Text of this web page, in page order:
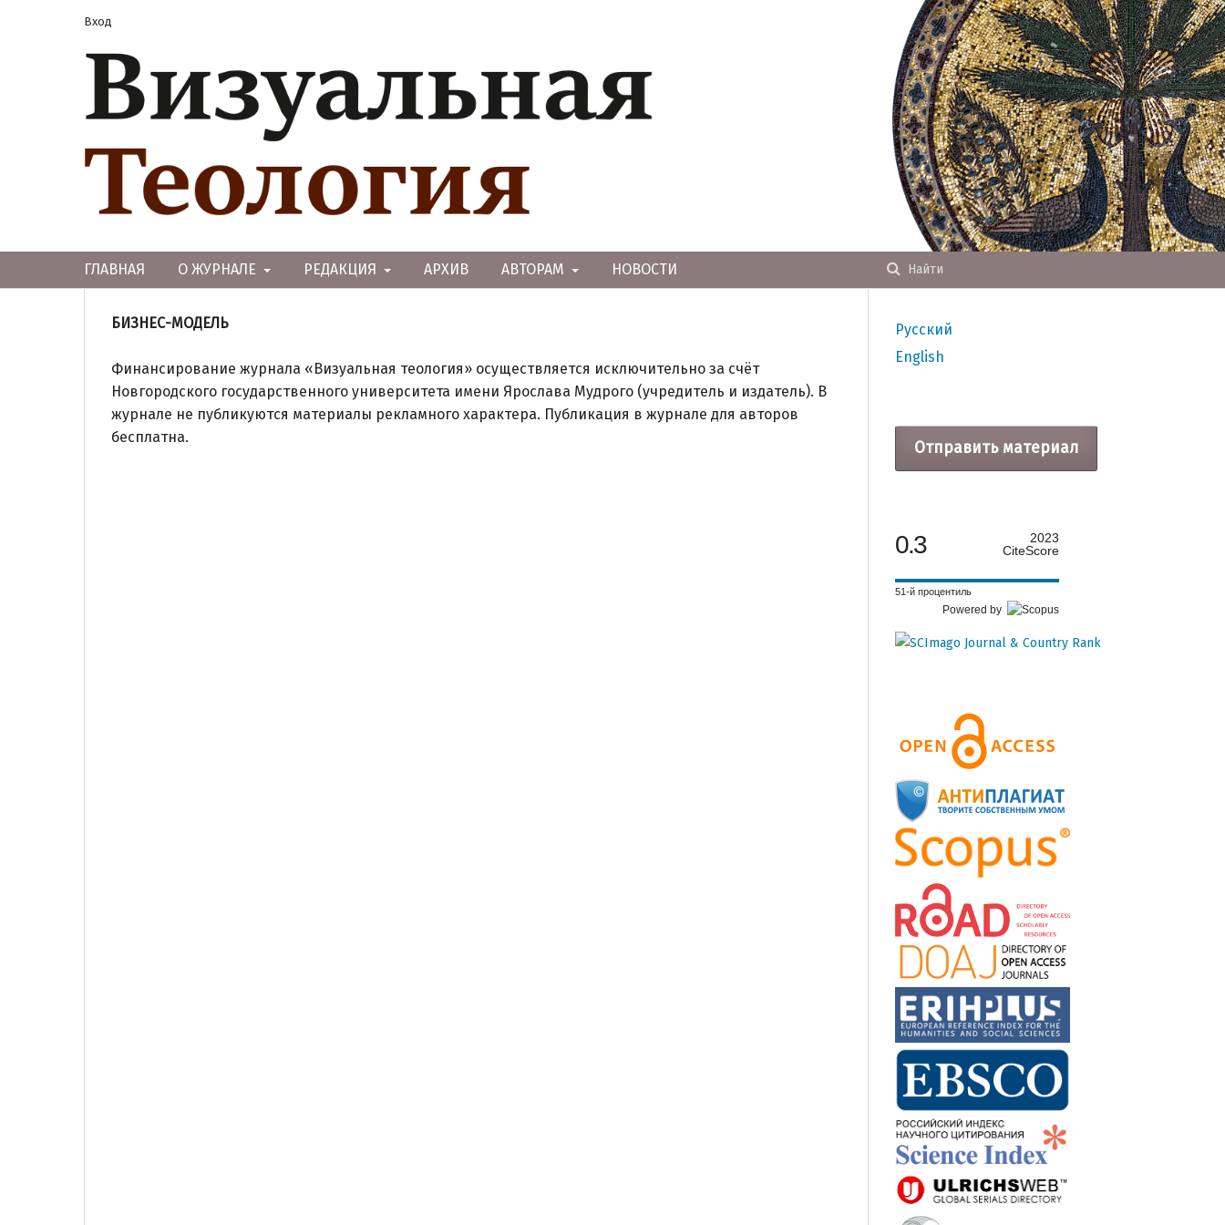
ГЛАВНАЯ О ЖУРНАЛЕ РЕДАКЦИЯ АРХИВ АВТОРАМ НОВОСТИ Найти
Вход
БИЗНЕС-МОДЕЛЬ
Финансирование журнала «Визуальная теология» осуществляется исключительно за счёт
Новгородского государственного университета имени Ярослава Мудрого (учредитель и издатель). В
журнале не публикуются материалы рекламного характера. Публикация в журнале для авторов
бесплатна.
Русский
English
Отправить материал
0.3
2023
CiteScore
51-й процентиль
Powered by